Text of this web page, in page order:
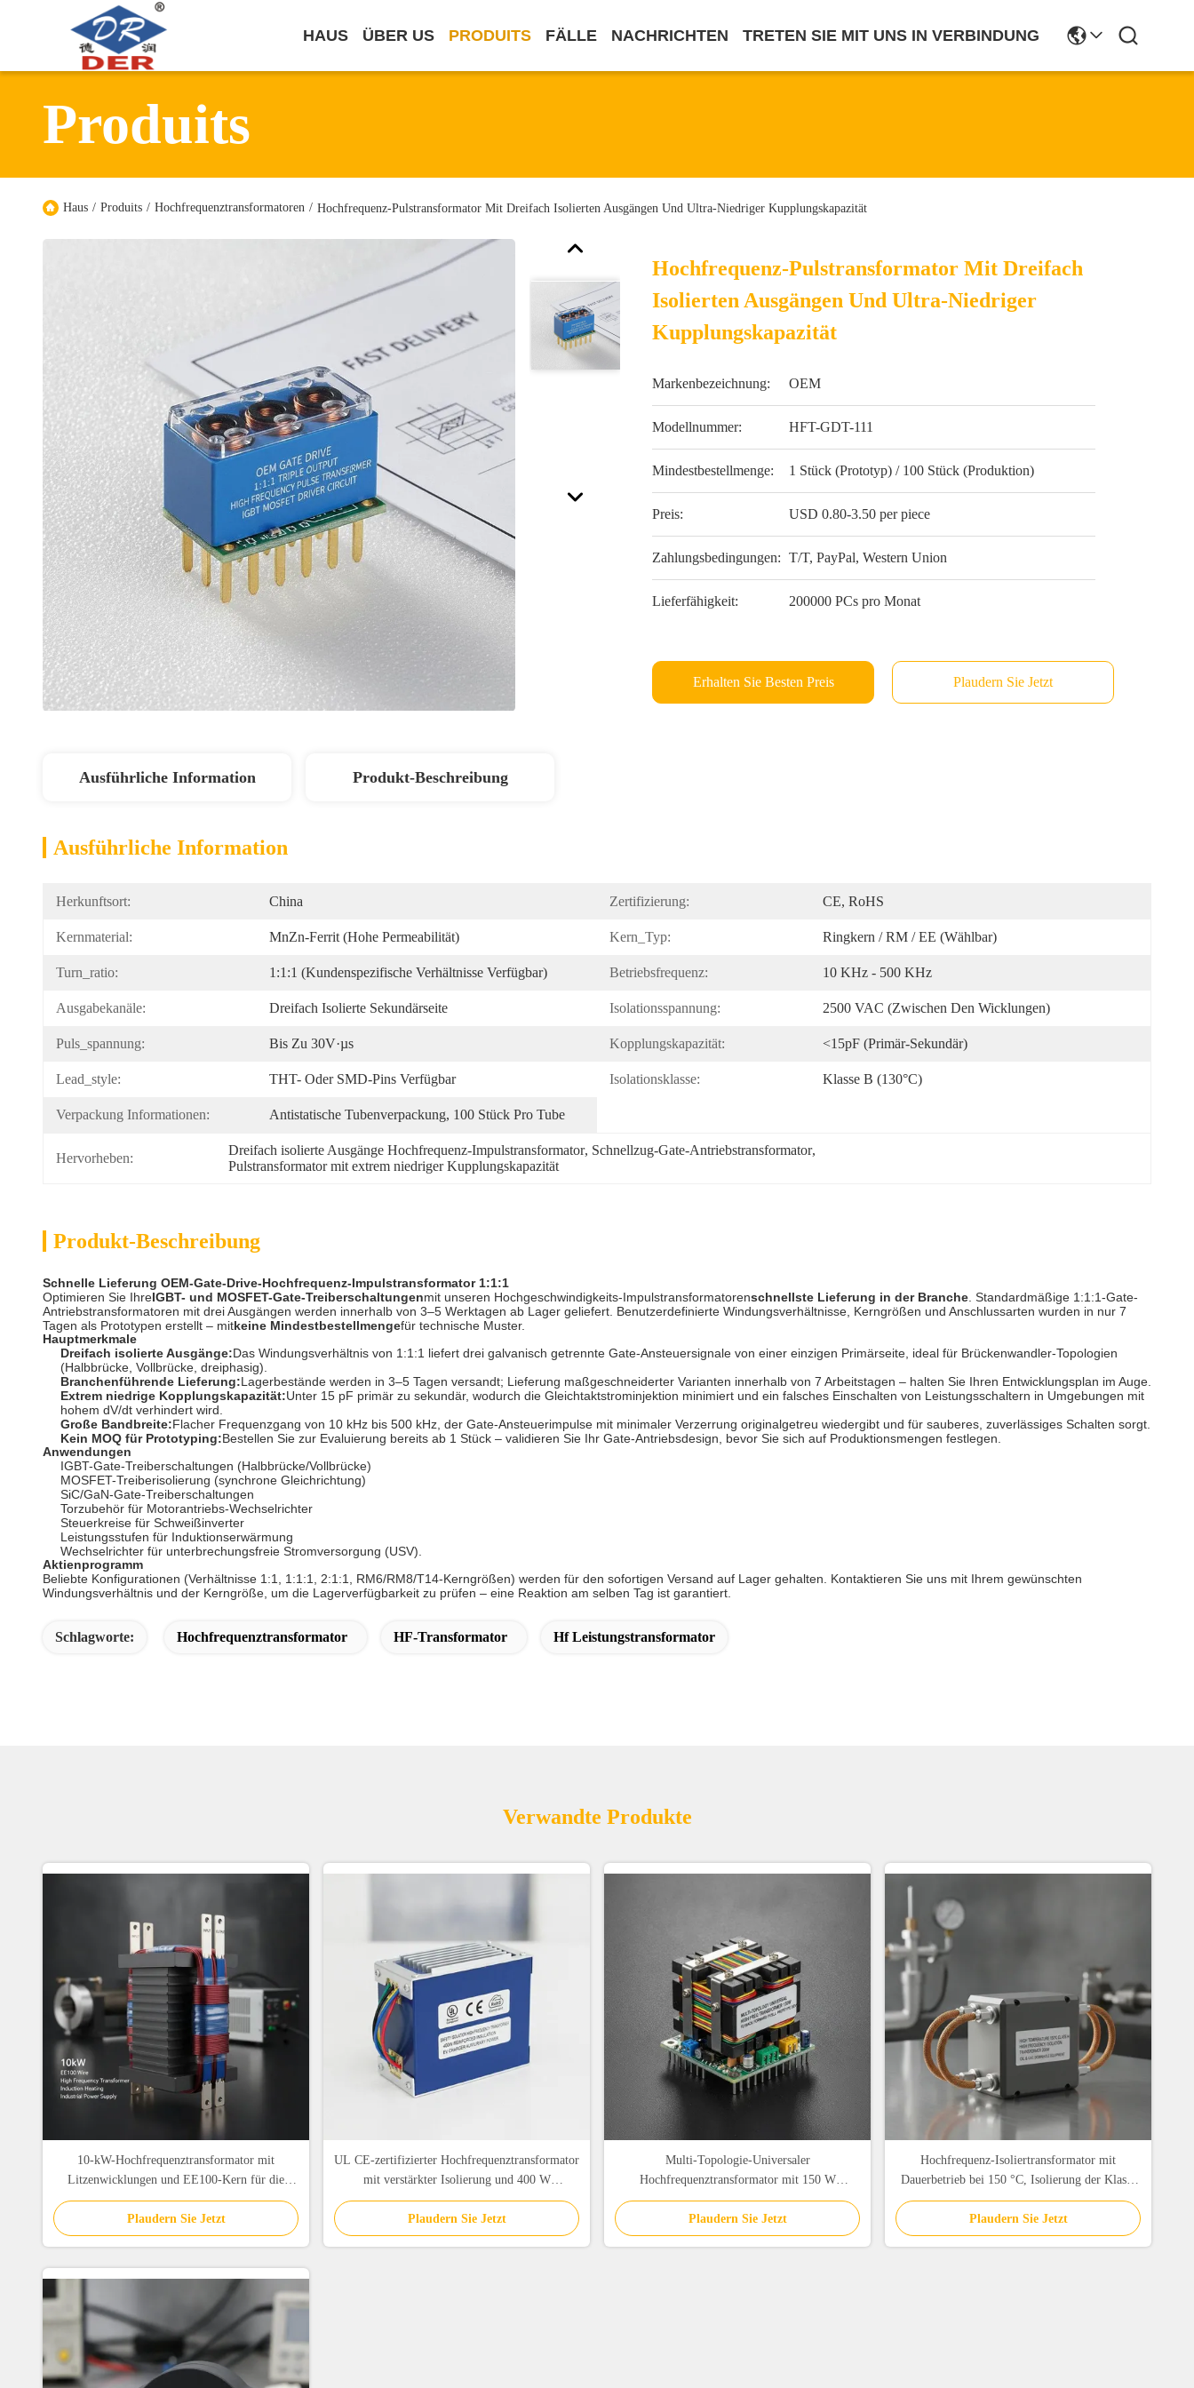
HAUS ÜBER US PRODUITS FÄLLE NACHRICHTEN TRETEN SIE MIT UNS IN VERBINDUNG
Produits
Haus / Produits / Hochfrequenztransformatoren / Hochfrequenz-Pulstransformator Mit Dreifach Isolierten Ausgängen Und Ultra-Niedriger Kupplungskapazität
Hochfrequenz-Pulstransformator Mit Dreifach
Isolierten Ausgängen Und Ultra-Niedriger
Kupplungskapazität
Markenbezeichnung: OEM
Modellnummer: HFT-GDT-111
Mindestbestellmenge: 1 Stück (Prototyp) / 100 Stück (Produktion)
Preis: USD 0.80-3.50 per piece
Zahlungsbedingungen: T/T, PayPal, Western Union
Lieferfähigkeit: 200000 PCs pro Monat
Erhalten Sie Besten Preis Plaudern Sie Jetzt
Ausführliche Information Produkt-Beschreibung
Ausführliche Information
Herkunftsort: China Zertifizierung: CE, RoHS
Kernmaterial: MnZn-Ferrit (hohe Permeabilität) Kern_Typ: Ringkern / RM / EE (wählbar)
Turn_ratio: 1:1:1 (kundenspezifische Verhältnisse Verfügbar) Betriebsfrequenz: 10 KHz - 500 KHz
Ausgabekanäle: Dreifach Isolierte Sekundärseite Isolationsspannung: 2500 VAC (zwischen Den Wicklungen)
Puls_spannung: Bis Zu 30V·µs Kopplungskapazität: <15pF (primär-Sekundär)
Lead_style: THT- Oder SMD-Pins Verfügbar Isolationsklasse: Klasse B (130°C)
Verpackung Informationen: Antistatische Tubenverpackung, 100 Stück Pro Tube
Hervorheben:
Dreifach isolierte Ausgänge Hochfrequenz-Impulstransformator, Schnellzug-Gate-Antriebstransformator,
Pulstransformator mit extrem niedriger Kupplungskapazität
Produkt-Beschreibung
Schnelle Lieferung OEM-Gate-Drive-Hochfrequenz-Impulstransformator 1:1:1
Optimieren Sie IhreIGBT- und MOSFET-Gate-Treiberschaltungenmit unseren Hochgeschwindigkeits-Impulstransformatorenschnellste Lieferung in der Branche . Standardmäßige 1:1:1-Gate-
Antriebstransformatoren mit drei Ausgängen werden innerhalb von 3–5 Werktagen ab Lager geliefert. Benutzerdefinierte Windungsverhältnisse, Kerngrößen und Anschlussarten wurden in nur 7
Tagen als Prototypen erstellt – mitkeine Mindestbestellmengefür technische Muster.
Hauptmerkmale
Dreifach isolierte Ausgänge:Das Windungsverhältnis von 1:1:1 liefert drei galvanisch getrennte Gate-Ansteuersignale von einer einzigen Primärseite, ideal für Brückenwandler-Topologien
(Halbbrücke, Vollbrücke, dreiphasig).
Branchenführende Lieferung:Lagerbestände werden in 3–5 Tagen versandt; Lieferung maßgeschneiderter Varianten innerhalb von 7 Arbeitstagen – halten Sie Ihren Entwicklungsplan im Auge.
Extrem niedrige Kopplungskapazität:Unter 15 pF primär zu sekundär, wodurch die Gleichtaktstrominjektion minimiert und ein falsches Einschalten von Leistungsschaltern in Umgebungen mit
hohem dV/dt verhindert wird.
Große Bandbreite:Flacher Frequenzgang von 10 kHz bis 500 kHz, der Gate-Ansteuerimpulse mit minimaler Verzerrung originalgetreu wiedergibt und für sauberes, zuverlässiges Schalten sorgt.
Kein MOQ für Prototyping:Bestellen Sie zur Evaluierung bereits ab 1 Stück – validieren Sie Ihr Gate-Antriebsdesign, bevor Sie sich auf Produktionsmengen festlegen.
Anwendungen
IGBT-Gate-Treiberschaltungen (Halbbrücke/Vollbrücke)
MOSFET-Treiberisolierung (synchrone Gleichrichtung)
SiC/GaN-Gate-Treiberschaltungen
Torzubehör für Motorantriebs-Wechselrichter
Steuerkreise für Schweißinverter
Leistungsstufen für Induktionserwärmung
Wechselrichter für unterbrechungsfreie Stromversorgung (USV).
Aktienprogramm
Beliebte Konfigurationen (Verhältnisse 1:1, 1:1:1, 2:1:1, RM6/RM8/T14-Kerngrößen) werden für den sofortigen Versand auf Lager gehalten. Kontaktieren Sie uns mit Ihrem gewünschten
Windungsverhältnis und der Kerngröße, um die Lagerverfügbarkeit zu prüfen – eine Reaktion am selben Tag ist garantiert.
Schlagworte: Hochfrequenztransformator HF-Transformator Hf Leistungstransformator
Verwandte Produkte
10-kW-Hochfrequenztransformator mit
Litzenwicklungen und EE100-Kern für die
industrielle Stromversorgung
Plaudern Sie Jetzt
UL CE-zertifizierter Hochfrequenztransformator
mit verstärkter Isolierung und 400 W
Nennleistung für Ladegeräte für
Elektrofahrzeuge
Plaudern Sie Jetzt
Multi-Topologie-Universaler
Hochfrequenztransformator mit 150 W
Nennleistung und PC40 Ferritkern
Plaudern Sie Jetzt
Hochfrequenz-Isoliertransformator mit
Dauerbetrieb bei 150 °C, Isolierung der Klasse
H (180 °C) und 3000 VAC-Isolierung für Ölgas-
Abgrundeinrichtungen
Plaudern Sie Jetzt